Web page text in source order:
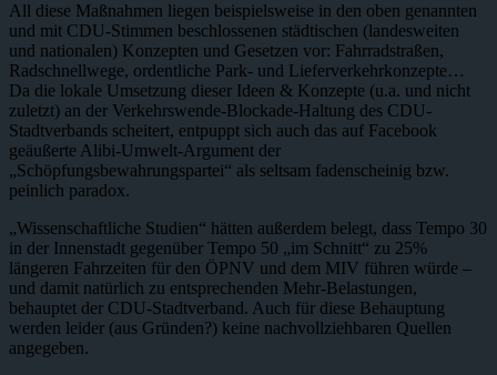
All diese Maßnahmen liegen beispielsweise in den oben genannten
und mit CDU-Stimmen beschlossenen städtischen (landesweiten
und nationalen) Konzepten und Gesetzen vor: Fahrradstraßen,
Radschnellwege, ordentliche Park- und Lieferverkehrkonzepte…
Da die lokale Umsetzung dieser Ideen & Konzepte (u.a. und nicht
zuletzt) an der Verkehrswende-Blockade-Haltung des CDU-
Stadtverbands scheitert, entpuppt sich auch das auf Facebook
geäußerte Alibi-Umwelt-Argument der
„Schöpfungsbewahrungspartei“ als seltsam fadenscheinig bzw.
peinlich paradox.
„Wissenschaftliche Studien“ hätten außerdem belegt, dass Tempo 30
in der Innenstadt gegenüber Tempo 50 „im Schnitt“ zu 25%
längeren Fahrzeiten für den ÖPNV und dem MIV führen würde –
und damit natürlich zu entsprechenden Mehr-Belastungen,
behauptet der CDU-Stadtverband. Auch für diese Behauptung
werden leider (aus Gründen?) keine nachvollziehbaren Quellen
angegeben.